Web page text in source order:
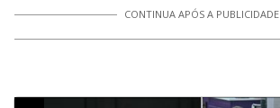
CONTINUA APÓS A PUBLICIDADE